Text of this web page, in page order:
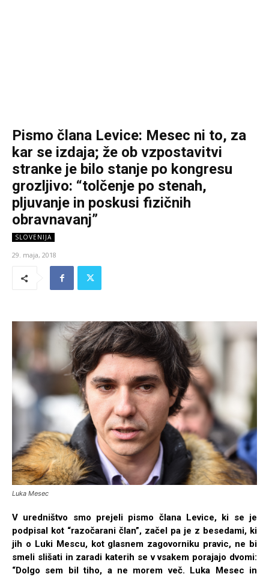
Pismo člana Levice: Mesec ni to, za
kar se izdaja; že ob vzpostavitvi
stranke je bilo stanje po kongresu
grozljivo: “tolčenje po stenah,
pljuvanje in poskusi fizičnih
obravnavanj”
SLOVENIJA
29. maja, 2018
Luka Mesec
V uredništvo smo prejeli pismo člana Levice, ki se je
podpisal kot “razočarani član”, začel pa je z besedami, ki
jih o Luki Mescu, kot glasnem zagovorniku pravic, ne bi
smeli slišati in zaradi katerih se v vsakem porajajo dvomi:
“Dolgo sem bil tiho, a ne morem več. Luka Mesec in